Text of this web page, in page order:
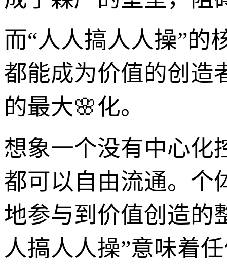
而“人人搞人人操”的
都能成为价值的创造
的最大🌸化。
想象一个没有中心化
都可以自由流通。个
地参与到价值创造的
人搞人人操”意味着